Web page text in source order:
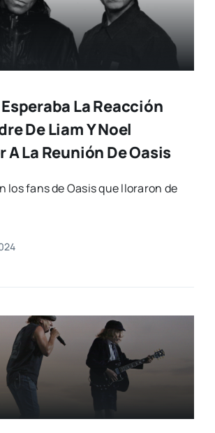
La Reacción
De Liam Y Noel
A La Reunión De Oasis
los fans de Oasis que lloraron de